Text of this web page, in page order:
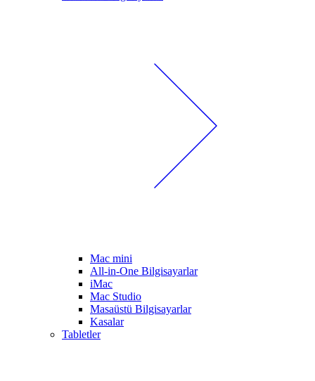
Mac mini
All-in-One Bilgisayarlar
iMac
Mac Studio
Masaüstü Bilgisayarlar
Kasalar
Tabletler